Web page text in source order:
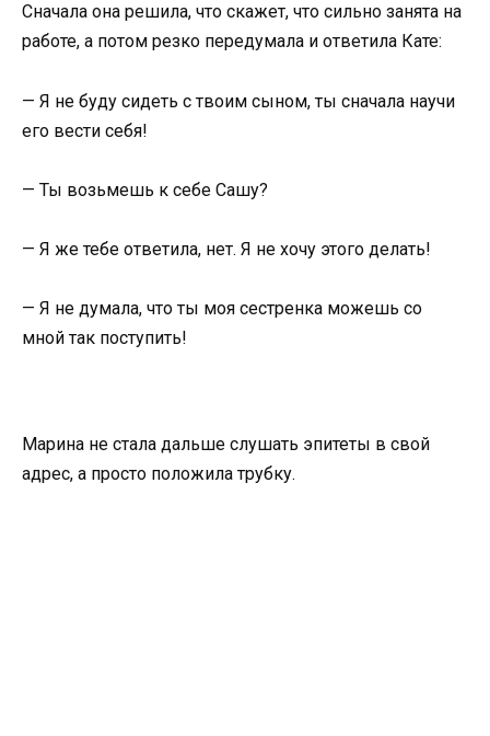
Сначала она решила, что скажет, что сильно занята на
работе, а потом резко передумала и ответила Кате:
— Я не буду сидеть с твоим сыном, ты сначала научи
его вести себя!
— Ты возьмешь к себе Сашу?
— Я же тебе ответила, нет. Я не хочу этого делать!
— Я не думала, что ты моя сестренка можешь со
мной так поступить!
Марина не стала дальше слушать эпитеты в свой
адрес, а просто положила трубку.